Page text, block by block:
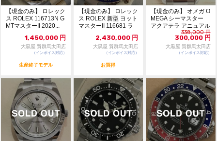
【現金のみ】 ロレック
ス ROLEX 116713N G
MTマスターII 2020...
1,450,000 円
大黒屋 質群馬太田店
（インボイス対応）
生産終了モデル
【現金のみ】 ロレック
ス ROLEX 新型 ヨット
マスターII 116681 ラ
2,430,000 円
大黒屋 質群馬太田店
（インボイス対応）
お買得
【現金のみ】 オメガ O
MEGA シーマスター
アクアテラ アニュアル
カレンダー ...338,000 円
300,000 円
大黒屋 質群馬太田店
（インボイス対応）